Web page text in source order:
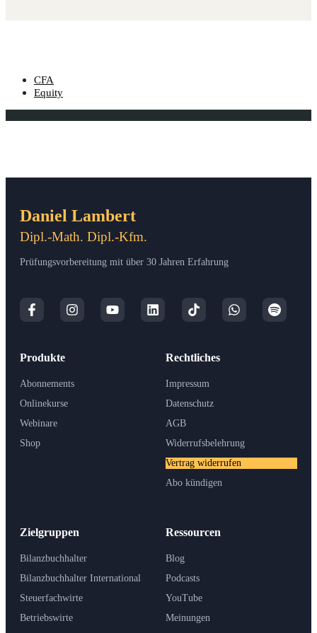
CFA
Equity
Daniel Lambert
Dipl.-Math. Dipl.-Kfm.
Prüfungsvorbereitung mit über 30 Jahren Erfahrung
Produkte
Abonnements
Onlinekurse
Webinare
Shop
Zielgruppen
Bilanzbuchhalter
Bilanzbuchhalter International
Steuerfachwirte
Betriebswirte
Ressourcen
Blog
Podcasts
YouTube
Meinungen
Rechtliches
Impressum
Datenschutz
AGB
Widerrufsbelehrung
Vertrag widerrufen
Abo kündigen